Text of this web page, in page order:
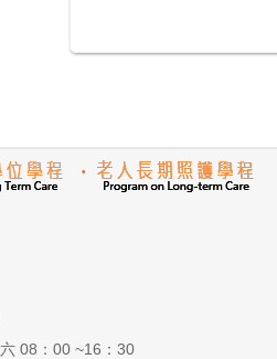
08：00 ~16：30